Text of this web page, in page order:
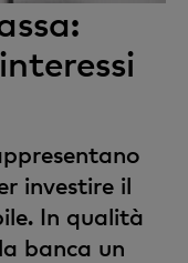
investire il
In qualità
banca un